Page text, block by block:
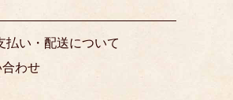
払い・配送について
わせ